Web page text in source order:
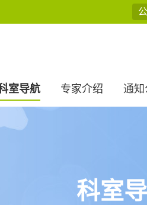
室导航 专家介绍 通知
科室